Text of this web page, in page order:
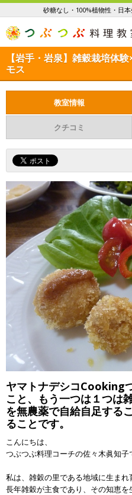
砂糖なし・100%植物性・日
【岩手・岩泉】雑穀栽培体
モス
教室情報
クチコミ
ヤマトナデシコCooking
こと、もう一つは１つは
を無農薬で自給自足する
ることです。
こんにちは、
つぶつぶ料理コーチの佐々木眞知子
私は、雑穀の里である地域に生まれ
長年雑穀が主食であり、その知恵